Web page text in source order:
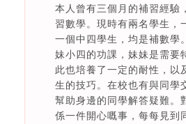
本人曾有三個月的補習經驗
習數學。現時有兩名學生，
一個中四學生，均是補數學
妹小四的功課，妹妹是需要
此也培養了一定的耐性，以
生的技巧。在校也有與同學
幫助身邊的同學解答疑難。
係一件開心嘅事，每每見到